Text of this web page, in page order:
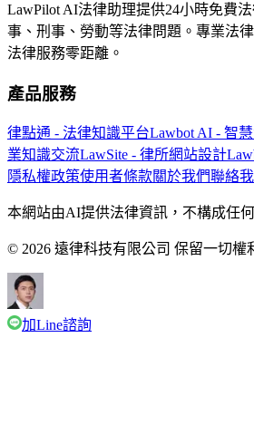
LawPilot AI法律助理提供24小時免費
事、刑事、勞動等法律問題。專業法
法律服務零距離。
產品服務
律點通 - 法律知識平台Lawbot AI - 智
業知識交流LawSite - 律所網站設計
隱私權政策使用者條款關於我們聯絡
本網站由AI提供法律資訊，不構成任
© 2026 遠律科技有限公司 保留一切權
加Line諮詢